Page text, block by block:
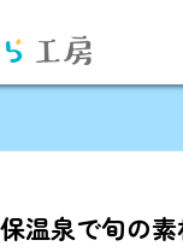
温泉で旬の